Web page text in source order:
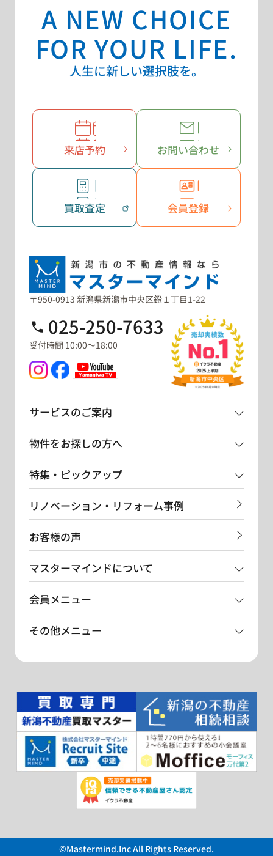
A NEW CHOICE
FOR YOUR LIFE.
人生に新しい選択肢を。
来店予約 お問い合わせ
買取査定 会員登録
〒950-0913 新潟県新潟市中央区鐙１丁目1-22
025-250-7633
受付時間 10:00～18:00
サービスのご案内
物件をお探しの方へ
特集・ピックアップ
リノベーション・リフォーム事例
お客様の声
マスターマインドについて
会員メニュー
その他メニュー
©Mastermind.Inc All Rights Reserved.